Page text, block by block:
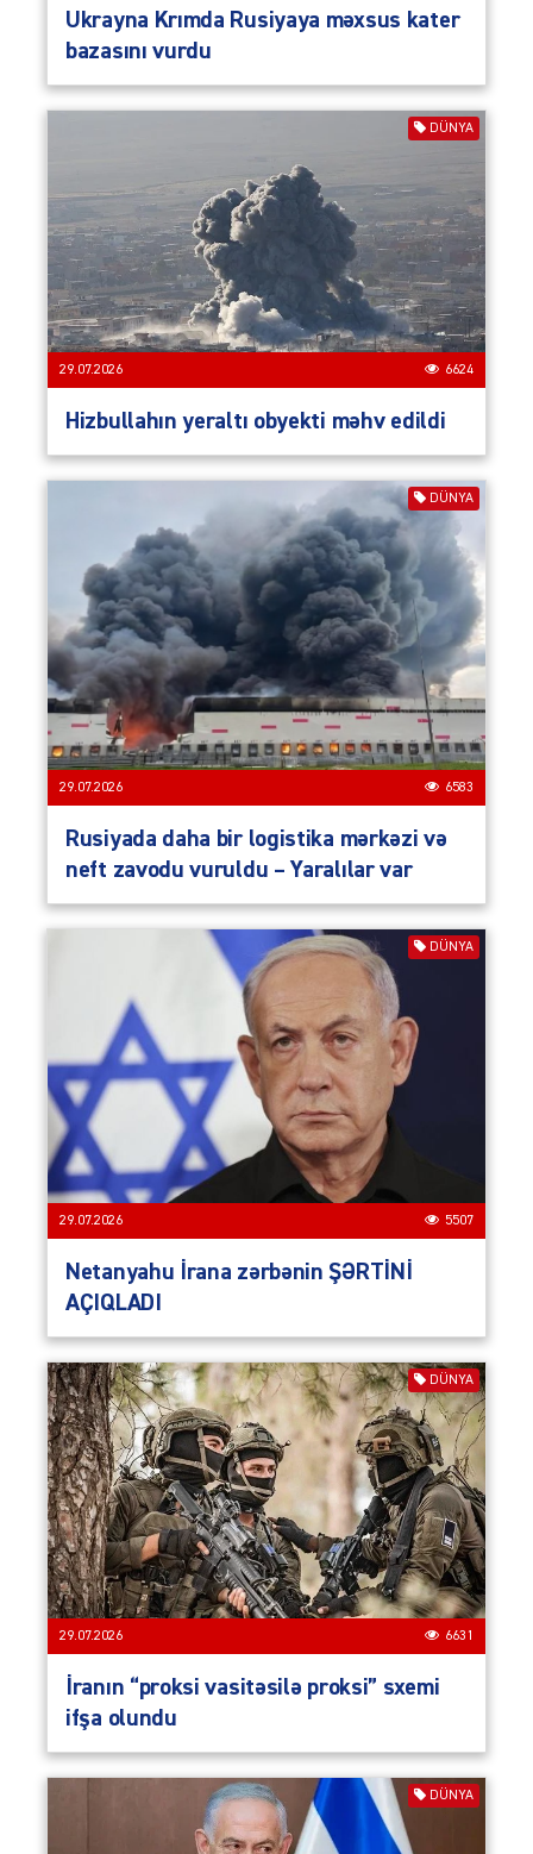
Ukrayna Krımda Rusiyaya məxsus kater
bazasını vurdu
DÜNYA
29.07.2026 6624
Hizbullahın yeraltı obyekti məhv edildi
DÜNYA
29.07.2026 6583
Rusiyada daha bir logistika mərkəzi və
neft zavodu vuruldu – Yaralılar var
DÜNYA
29.07.2026 5507
Netanyahu İrana zərbənin ŞƏRTİNİ
AÇIQLADI
DÜNYA
29.07.2026 6631
İranın “proksi vasitəsilə proksi” sxemi
ifşa olundu
DÜNYA